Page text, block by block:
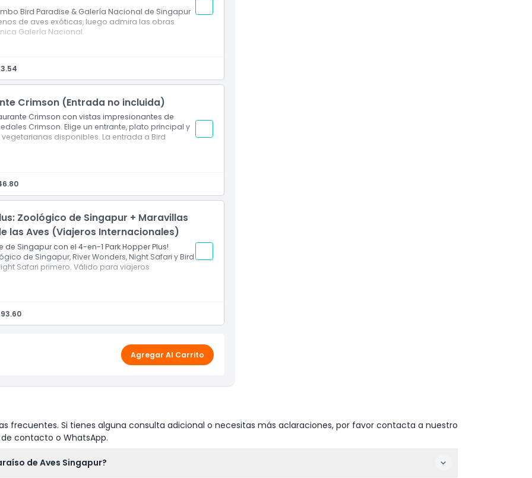
Bird Paradise & Galería Nacional de Singapur
de aves exóticas, luego admira las obras
Galería Nacional.
exhibe arte del Sudeste Asiático y Singapurense
Crimson (Entrada no incluida)
Crimson con vistas impresionantes de
Crimson. Elige un entrante, plato principal y
disponibles. La entrada a Bird
de un menú de temporada
Zoológico de Singapur + Maravillas
las Aves (Viajeros Internacionales)
Singapur con el 4-en-1 Park Hopper Plus!
de Singapur, River Wonders, Night Safari y Bird
Safari primero. Válido para viajeros
la visita a Night Safari)
93.60
Agregar Al Carrito
frecuentes. Si tienes alguna consulta adicional o necesitas más aclaraciones, por favor contacta a nuestro
contacto o WhatsApp.
de Aves Singapur?